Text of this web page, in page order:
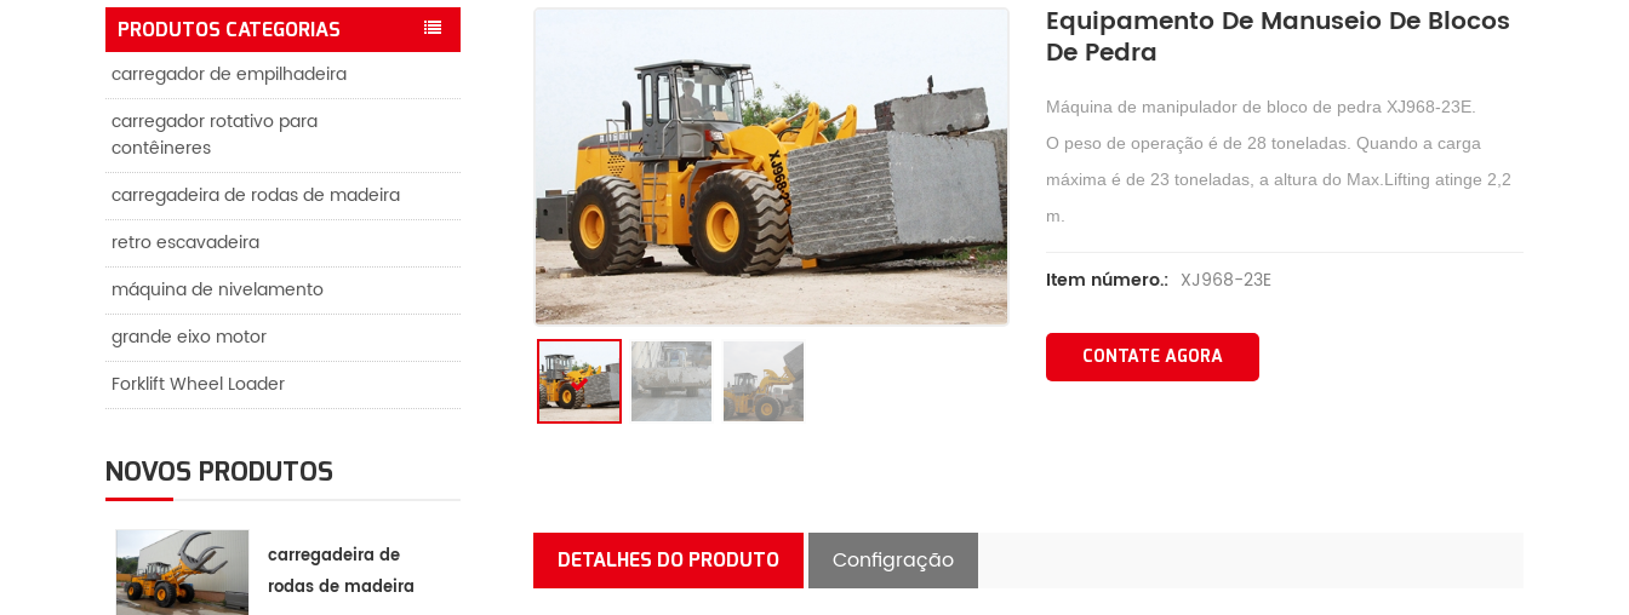
PRODUTOS CATEGORIAS
carregador de empilhadeira
carregador rotativo para
contêineres
carregadeira de rodas de madeira
retro escavadeira
máquina de nivelamento
grande eixo motor
Forklift Wheel Loader
NOVOS PRODUTOS
carregadeira de
rodas de madeira
Equipamento De Manuseio De Blocos
De Pedra
Máquina de manipulador de bloco de pedra XJ968-23E.
O peso de operação é de 28 toneladas. Quando a carga
máxima é de 23 toneladas, a altura do Max.Lifting atinge 2,2
m.
Item número.: XJ968-23E
CONTATE AGORA
DETALHES DO PRODUTO Configração